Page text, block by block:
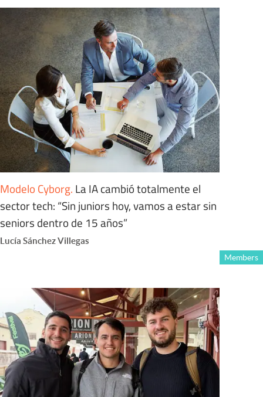
Modelo Cyborg. La IA cambió totalmente el
sector tech: “Sin juniors hoy, vamos a estar sin
seniors dentro de 15 años”
Lucía Sánchez Villegas
Members